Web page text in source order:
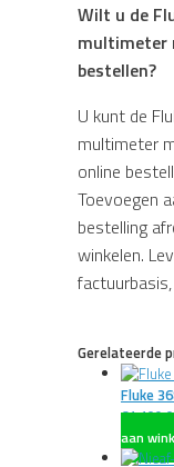
Wilt u de
multimeter
bestellen?
U kunt de
multimeter
online
Toevoegen
bestelling
winkelen.
Gerelateerde
Fluke
€
aan